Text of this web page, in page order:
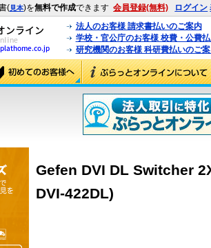
(見本)を無料で作成できます 会員登録(無料) ログイン
法人のお客様 請求書払いのご案内
学校・官公庁のお客様 校費・公費
研究機関のお客様 科研費払いのご
Gefen DVI DL Switcher
DVI-422DL)